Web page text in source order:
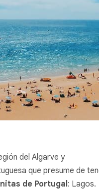
del Algarve y
que presume de
de Portugal : Lagos.